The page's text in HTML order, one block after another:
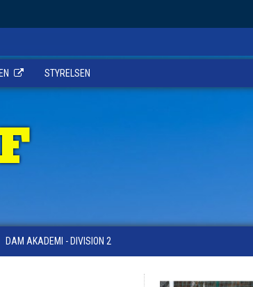
STYRELSEN
DAM AKADEMI - DIVISION 2